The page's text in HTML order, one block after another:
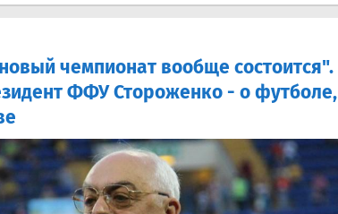
чемпионат вообще состоится".
ФФУ Стороженко - о футболе,